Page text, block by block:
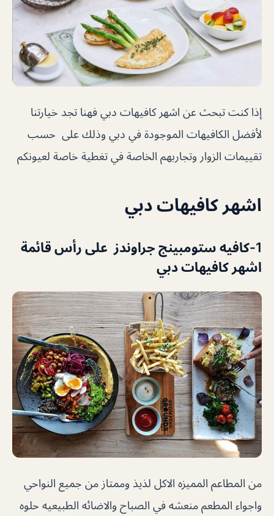
إذا كنت تبحث عن اشهر كافيهات دبي فهنا تجد خيارتنا
لأفضل الكافيهات الموجودة في دبي وذلك على حسب
تقييمات الزوار وتجاربهم الخاصة في تغطية خاصة لعيونكم
اشهر كافيهات دبي
1- كافيه ستومبينج جراوندز على رأس قائمة
اشهر كافيهات دبي
من المطاعم المميزه الاكل لذيذ وممتاز من جميع النواحي
واجواء المطعم منعشه في الصباح والاضائه الطبيعيه حلوه